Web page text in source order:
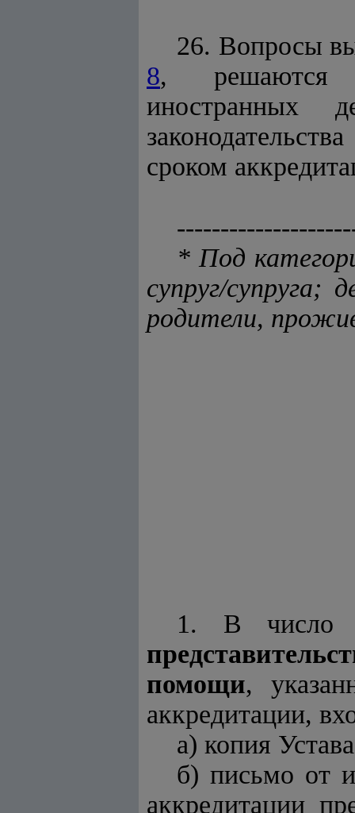
26. Вопросы
8, решаются
иностранных
сроком
* Под
супруг/
родители,
1. В число
помощи,
аккредитации,
а) копия
б) письмо от
аккредитации